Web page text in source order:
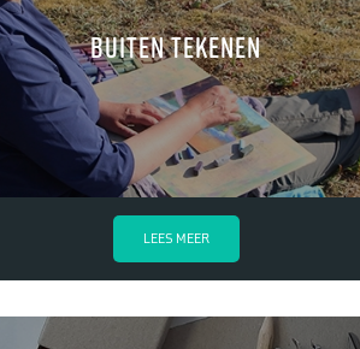
Buiten tekenen
LEES MEER